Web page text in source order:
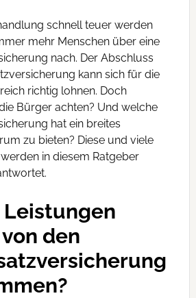
schnell teuer werden
mehr Menschen über eine
nach. Der Abschluss
kann sich für die
richtig lohnen. Doch
Bürger achten? Und welche
hat ein breites
zu bieten? Diese und viele
in diesem Ratgeber
den